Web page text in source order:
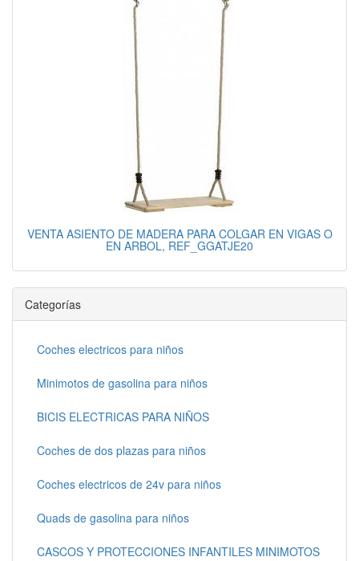
VENTA ASIENTO DE MADERA PARA COLGAR EN VIGAS O
EN ARBOL, REF_GGATJE20
Categorías
Coches electricos para niños
Minimotos de gasolina para niños
BICIS ELECTRICAS PARA NIÑOS
Coches de dos plazas para niños
Coches electricos de 24v para niños
Quads de gasolina para niños
CASCOS Y PROTECCIONES INFANTILES MINIMOTOS